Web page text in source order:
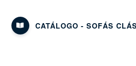
CATÁLOGO - SOFÁS